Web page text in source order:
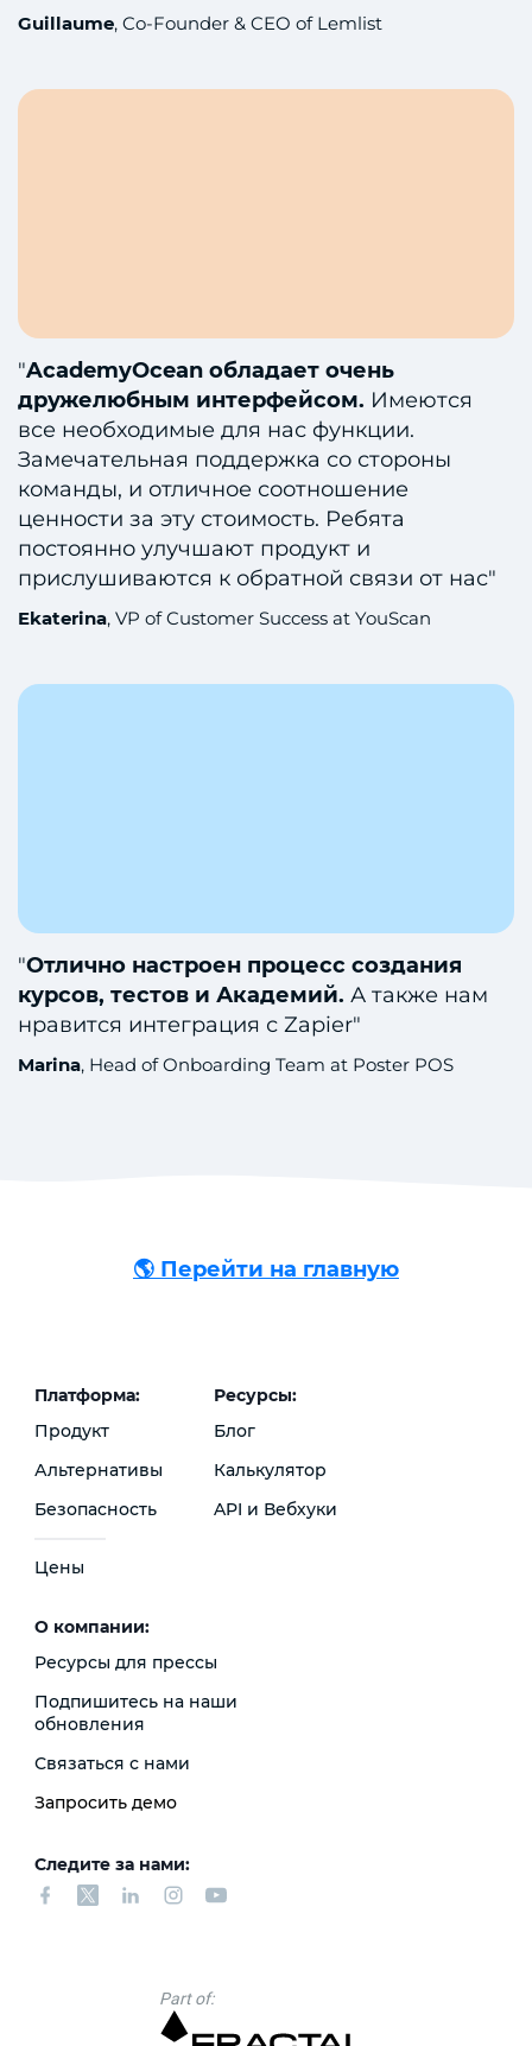
Guillaume, Co-Founder & CEO of Lemlist
"AcademyOcean обладает очень
дружелюбным интерфейсом. Имеются
все необходимые для нас функции.
Замечательная поддержка со стороны
команды, и отличное соотношение
ценности за эту стоимость. Ребята
постоянно улучшают продукт и
прислушиваются к обратной связи от нас"
Ekaterina, VP of Customer Success at YouScan
"Отлично настроен процесс создания
курсов, тестов и Академий. А также нам
нравится интеграция с Zapier"
Marina, Head of Onboarding Team at Poster POS
🌎 Перейти на главную
Платформа:
Продукт
Альтернативы
Безопасность
Цены
Ресурсы:
Блог
Калькулятор
API и Вебхуки
О компании:
Ресурсы для прессы
Подпишитесь на наши
обновления
Связаться с нами
Запросить демо
Следите за нами:
Part of: